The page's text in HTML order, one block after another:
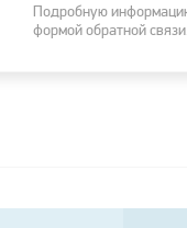
Подробную
формой обратной